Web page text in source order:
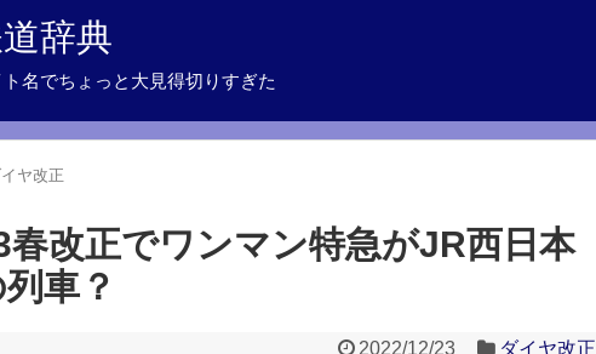
辞典
名でちょっと大見得切りすぎた
ヤ改正
春改正でワンマン特急がJR西日本
車？
2022/12/23 ダイヤ改正